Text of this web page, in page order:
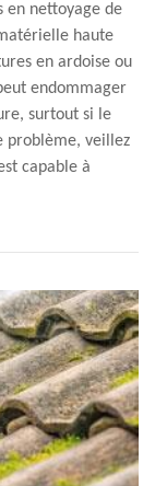
en nettoyage de
haute
en ardoise ou
endommager
surtout si le
problème, veillez
capable à